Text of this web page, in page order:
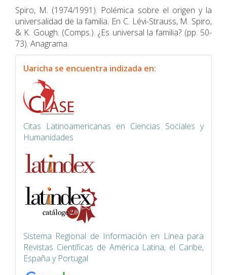
Spiro, M. (1974/1991). Polémica sobre el origen y la
universalidad de la familia. En C. Lévi-Strauss, M. Spiro,
& K. Gough. (Comps.). ¿Es universal la familia? (pp. 50-
73). Anagrama.
indexacion
Uaricha se encuentra indizada en:
Citas Latinoamericanas en Ciencias Sociales y
Humanidades
Sistema Regional de Información en Línea para
Revistas Científicas de América Latina, el Caribe,
España y Portugal